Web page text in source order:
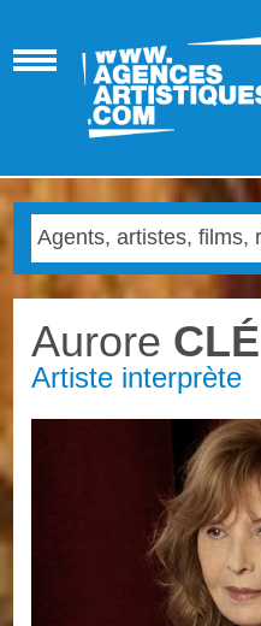
Aurore
Artiste interprète